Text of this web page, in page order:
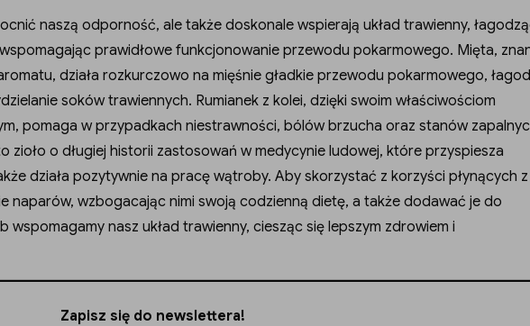
naszą odporność, ale także doskonale wspierają układ trawienny,
prawidłowe funkcjonowanie przewodu pokarmowego. Mięta,
działa rozkurczowo na mięśnie gładkie przewodu pokarmowego,
soków trawiennych. Rumianek z kolei, dzięki swoim właściwościom
pomaga w przypadkach niestrawności, bólów brzucha oraz stanów
zioło o długiej historii zastosowań w medycynie ludowej, które przyspiesza
działa pozytywnie na pracę wątroby. Aby skorzystać z korzyści płynących z
naparów, wzbogacając nimi swoją codzienną dietę, a także dodawać je do
nasz układ trawienny, ciesząc się lepszym zdrowiem i
Zapisz się do newslettera!